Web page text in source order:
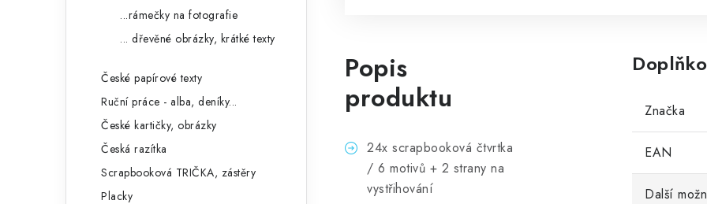
...rámečky na fotografie
... dřevěné obrázky, krátké texty
České papírové texty
Ruční práce - alba, deníky...
České kartičky, obrázky
Česká razítka
Scrapbooková TRIČKA, zástěry
Placky
Popis
produktu
24x scrapbooková čtvrtka
/ 6 motivů + 2 strany na
vystřihování
Značka
EAN
Další